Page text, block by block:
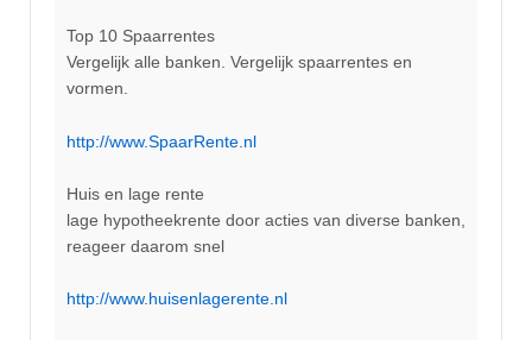
Top 10 Spaarrentes
Vergelijk alle banken. Vergelijk spaarrentes en
vormen.
http://www.SpaarRente.nl
Huis en lage rente
lage hypotheekrente door acties van diverse banken,
reageer daarom snel
http://www.huisenlagerente.nl